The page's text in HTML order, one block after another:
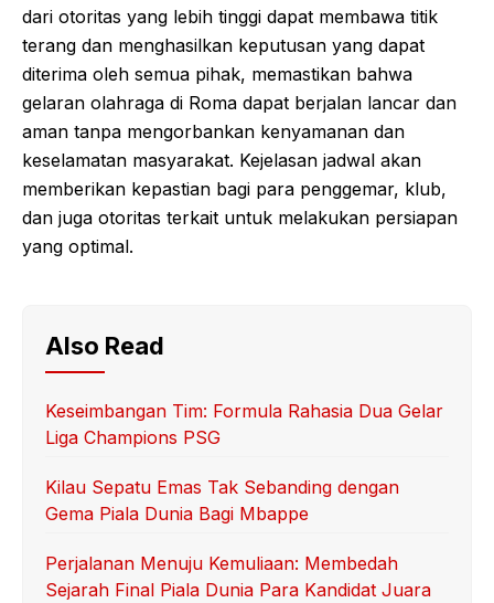
dari otoritas yang lebih tinggi dapat membawa titik
terang dan menghasilkan keputusan yang dapat
diterima oleh semua pihak, memastikan bahwa
gelaran olahraga di Roma dapat berjalan lancar dan
aman tanpa mengorbankan kenyamanan dan
keselamatan masyarakat. Kejelasan jadwal akan
memberikan kepastian bagi para penggemar, klub,
dan juga otoritas terkait untuk melakukan persiapan
yang optimal.
Also Read
Keseimbangan Tim: Formula Rahasia Dua Gelar
Liga Champions PSG
Kilau Sepatu Emas Tak Sebanding dengan
Gema Piala Dunia Bagi Mbappe
Perjalanan Menuju Kemuliaan: Membedah
Sejarah Final Piala Dunia Para Kandidat Juara